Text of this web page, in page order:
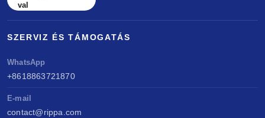
val
SZERVIZ ÉS TÁMOGATÁS
WhatsApp
+8618863721870
E-mail
contact@rippa.com